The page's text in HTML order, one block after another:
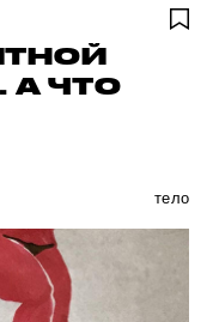
А ЧТО
тело